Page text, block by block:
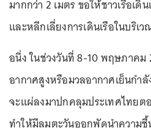
มากกว่า 2 เมตร ขอให้ชาวเรือเดิ
และหลีกเลี่ยงการเดินเรือในบริ
อนึ่ง ในช่วงวันที่ 8-10 พฤษภาคม
อากาศสูงหรือมวลอากาศเย็นกำ
จะแผ่ลงมาปกคลุมประเทศไทย
ทำให้มีลมตะวันออกพัดนำความชื้